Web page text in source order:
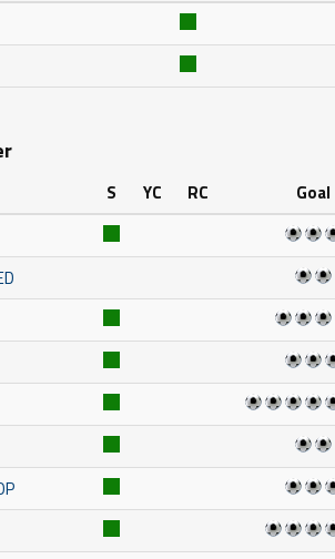
S YC RC
Goal